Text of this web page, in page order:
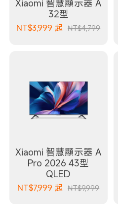
Xiaomi 智慧顯示器 A
32型
NT$3,999 起 NT$4,799
Xiaomi 智慧顯示器 A
Pro 2026 43型
QLED
NT$7,999 起 NT$9,999